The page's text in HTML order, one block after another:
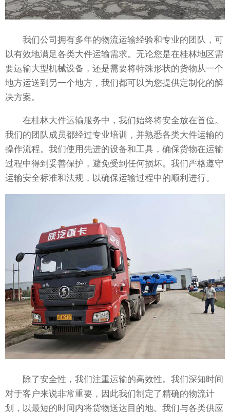
我们公司拥有多年的物流运输经验和专业的团队，可
以有效地满足各类大件运输需求。无论您是在桂林地区需
要运输大型机械设备，还是需要将特殊形状的货物从一个
地方运送到另一个地方，我们都可以为您提供定制化的解
决方案。
在桂林大件运输服务中，我们始终将安全放在首位。
我们的团队成员都经过专业培训，并熟悉各类大件运输的
操作流程。我们使用先进的设备和工具，确保货物在运输
过程中得到妥善保护，避免受到任何损坏。我们严格遵守
运输安全标准和法规，以确保运输过程中的顺利进行。
除了安全性，我们注重运输的高效性。我们深知时间
对于客户来说非常重要，因此我们制定了精确的物流计
划，以最短的时间内将货物送达目的地。我们与各类供应